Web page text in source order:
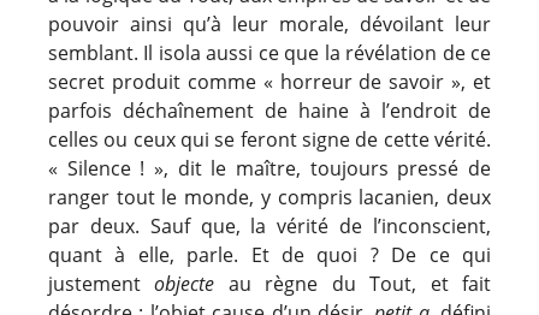
pouvoir ainsi qu’à leur morale, dévoilant leur
semblant. Il isola aussi ce que la révélation de ce
secret produit comme « horreur de savoir », et
parfois déchaînement de haine à l’endroit de
celles ou ceux qui se feront signe de cette vérité.
« Silence ! », dit le maître, toujours pressé de
ranger tout le monde, y compris lacanien, deux
par deux. Sauf que, la vérité de l’inconscient,
quant à elle, parle. Et de quoi ? De ce qui
justementobjecte au règne du Tout, et fait